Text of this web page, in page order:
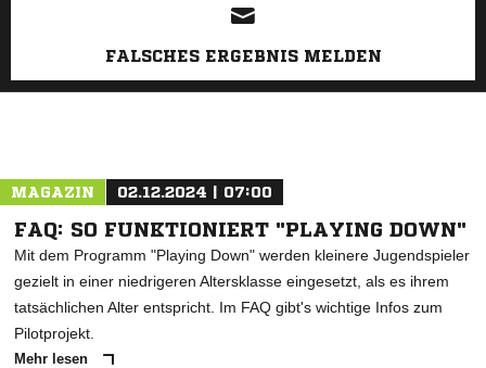
FALSCHES ERGEBNIS MELDEN
MAGAZIN 02.12.2024 | 07:00
FAQ: SO FUNKTIONIERT "PLAYING DOWN"
Mit dem Programm "Playing Down" werden kleinere Jugendspieler
gezielt in einer niedrigeren Altersklasse eingesetzt, als es ihrem
tatsächlichen Alter entspricht. Im FAQ gibt's wichtige Infos zum
Pilotprojekt.
Mehr lesen